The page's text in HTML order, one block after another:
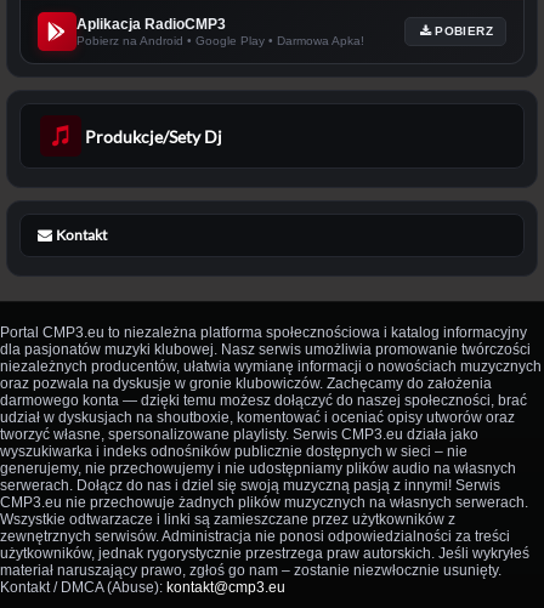
Aplikacja RadioCMP3
Pobierz na Android • Google Play • Darmowa Apka!
POBIERZ
Produkcje/Sety Dj
Kontakt
Portal CMP3.eu to niezależna platforma społecznościowa i katalog informacyjny
dla pasjonatów muzyki klubowej. Nasz serwis umożliwia promowanie twórczości
niezależnych producentów, ułatwia wymianę informacji o nowościach muzycznych
oraz pozwala na dyskusje w gronie klubowiczów. Zachęcamy do założenia
darmowego konta — dzięki temu możesz dołączyć do naszej społeczności, brać
udział w dyskusjach na shoutboxie, komentować i oceniać opisy utworów oraz
tworzyć własne, spersonalizowane playlisty. Serwis CMP3.eu działa jako
wyszukiwarka i indeks odnośników publicznie dostępnych w sieci – nie
generujemy, nie przechowujemy i nie udostępniamy plików audio na własnych
serwerach. Dołącz do nas i dziel się swoją muzyczną pasją z innymi! Serwis
CMP3.eu nie przechowuje żadnych plików muzycznych na własnych serwerach.
Wszystkie odtwarzacze i linki są zamieszczane przez użytkowników z
zewnętrznych serwisów. Administracja nie ponosi odpowiedzialności za treści
użytkowników, jednak rygorystycznie przestrzega praw autorskich. Jeśli wykryłeś
materiał naruszający prawo, zgłoś go nam – zostanie niezwłocznie usunięty.
Kontakt / DMCA (Abuse): kontakt@cmp3.eu